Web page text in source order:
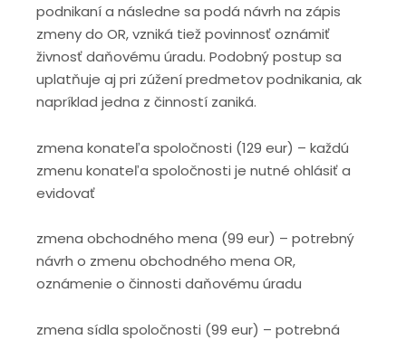
podnikaní a následne sa podá návrh na zápis
zmeny do OR, vzniká tiež povinnosť oznámiť
živnosť daňovému úradu. Podobný postup sa
uplatňuje aj pri zúžení predmetov podnikania, ak
napríklad jedna z činností zaniká.
zmena konateľa spoločnosti (129 eur) – každú
zmenu konateľa spoločnosti je nutné ohlásiť a
evidovať
zmena obchodného mena (99 eur) – potrebný
návrh o zmenu obchodného mena OR,
oznámenie o činnosti daňovému úradu
zmena sídla spoločnosti (99 eur) – potrebná